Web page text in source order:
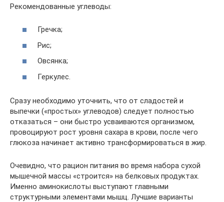
Рекомендованные углеводы:
Гречка;
Рис;
Овсянка;
Геркулес.
Сразу необходимо уточнить, что от сладостей и
выпечки («простых» углеводов) следует полностью
отказаться – они быстро усваиваются организмом,
провоцируют рост уровня сахара в крови, после чего
глюкоза начинает активно трансформироваться в жир.
Очевидно, что рацион питания во время набора сухой
мышечной массы «строится» на белковых продуктах.
Именно аминокислоты выступают главными
структурными элементами мышц. Лучшие варианты